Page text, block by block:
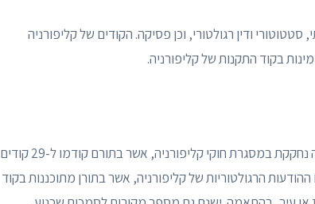
ודין רגולטורי, וכן פסיקה. הקודים של קליפורניה
בקוד התקנות של קליפורניה.
חוקת קליפורניה היא המקור העיקרי של חוקי המדינה. חקיקה נחקקת במסגרת חוקי קליפורניה, אשר בתורם קודמו ל-29 קודים
הרגולטוריות של קליפורניה, אשר בתורן מתוכננות בקוד